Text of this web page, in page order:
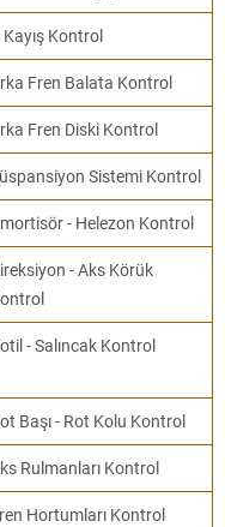
Kayış Kontrol
Fren Balata Kontrol
Fren Diski Kontrol
Sistemi Kontrol
- Helezon Kontrol
- Aks Körük
- Salıncak Kontrol
Başı - Rot Kolu Kontrol
Rulmanları Kontrol
Hortumları Kontrol